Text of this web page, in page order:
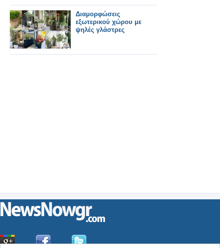
Διαμορφώσεις
εξωτερικού χώρου με
ψηλές γλάστρες